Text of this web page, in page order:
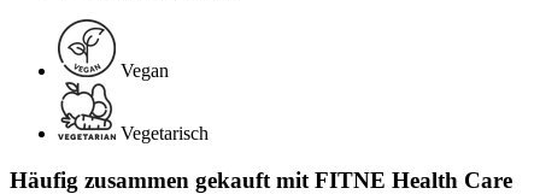
Vegan
Vegetarisch
Häufig zusammen gekauft mit FITNE Health Care